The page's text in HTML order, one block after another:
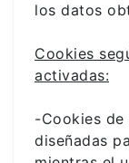
los datos
Cookies
activadas:
-Cookies de
diseñadas